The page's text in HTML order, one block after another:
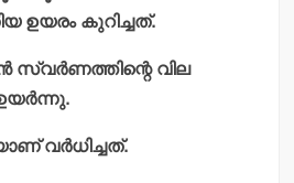
ഉയരം കുറിച്ചത്.
സ്വര്‍ണത്തിന്റെ വില
വര്‍ധിച്ചത്.